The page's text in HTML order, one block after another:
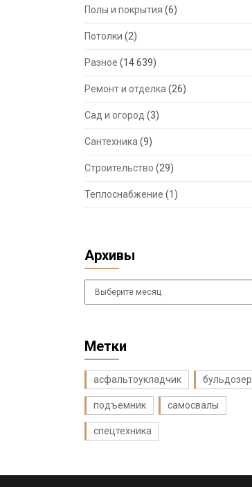
Полы и покрытия (6)
Потолки (2)
Разное (14 639)
Ремонт и отделка (26)
Сад и огород (3)
Сантехника (9)
Строительство (29)
Теплоснабжение (1)
Архивы
Архивы
Метки
асфальтоукладчик бульдозер
подъемник самосвалы
спецтехника